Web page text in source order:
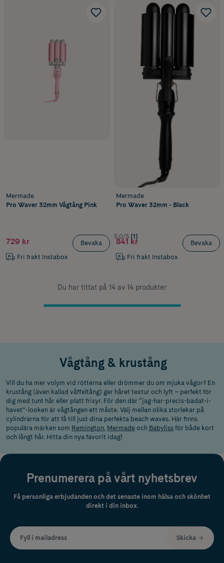
Mermade
Pro Waver 32mm Vågtång Pink
729 kr
Fri frakt Instabox
Bevaka
Mermade
Pro Waver 32mm - Black
5.0/5 (1)
841 kr
Fri frakt Instabox
Bevaka
Du har tittat på 14 av 14 produkter
Vågtång & krustång
Vill du ha mer volym vid rötterna eller drömmer du om mjuka vågor? En
krustång (även kallad våffeltång) ger håret textur och lyft – perfekt för
dig med tunt hår eller platt frisyr. För den där “jag-har-precis-badat-i-
havet”-looken är vågtången ett måste. Välj mellan olika storlekar på
cylindrarna för att få till just dina perfekta beach waves. Här finns
populära märken som Remington, Mermade och Babyliss för både kort
och långt hår. Hitta din nya favorit idag!
Prenumerera på vårt nyhetsbrev
Få personliga erbjudanden och det senaste inom hälsa och skönhet
direkt i din inbox.
Fyll i mailadress Skicka